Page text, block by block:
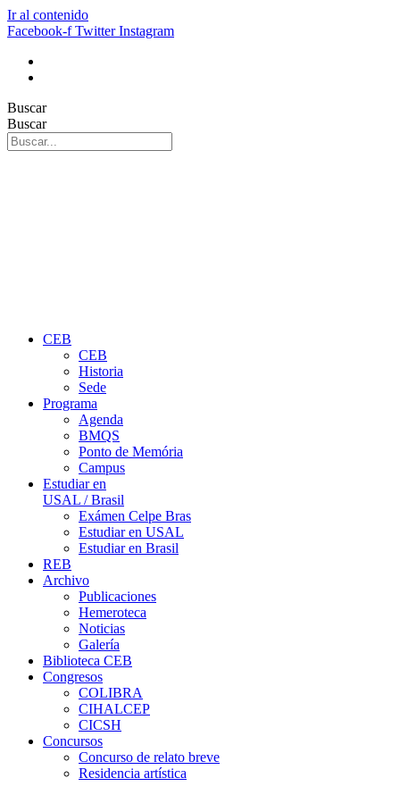
Ir al contenido
Facebook-f Twitter Instagram
Buscar
Buscar
CEB
CEB
Historia
Sede
Programa
Agenda
BMQS
Ponto de Memória
Campus
Estudiar en
USAL / Brasil
Exámen Celpe Bras
Estudiar en USAL
Estudiar en Brasil
REB
Archivo
Publicaciones
Hemeroteca
Noticias
Galería
Biblioteca CEB
Congresos
COLIBRA
CIHALCEP
CICSH
Concursos
Concurso de relato breve
Residencia artística